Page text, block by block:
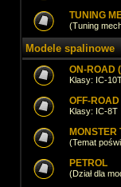
TUNING
(Tuning
Modele spalinowe
ON-ROAD
Klasy: IC-
OFF-
Klasy: IC-8T
MONSTER
(Temat
PETROL
(Dział dla